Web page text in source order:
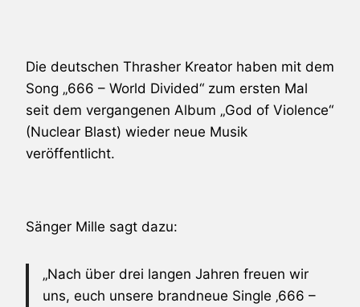
Die deutschen Thrasher Kreator haben mit dem
Song „666 – World Divided“ zum ersten Mal
seit dem vergangenen Album „God of Violence“
(Nuclear Blast) wieder neue Musik
veröffentlicht.
Sänger Mille sagt dazu:
„Nach über drei langen Jahren freuen wir
uns, euch unsere brandneue Single ‚666 –